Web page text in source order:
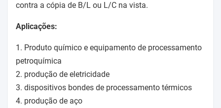
contra a cópia de B/L ou L/C na vista.
Aplicações:
1. Produto químico e equipamento de processamento
petroquímica
2. produção de eletricidade
3. dispositivos bondes de processamento térmicos
4. produção de aço